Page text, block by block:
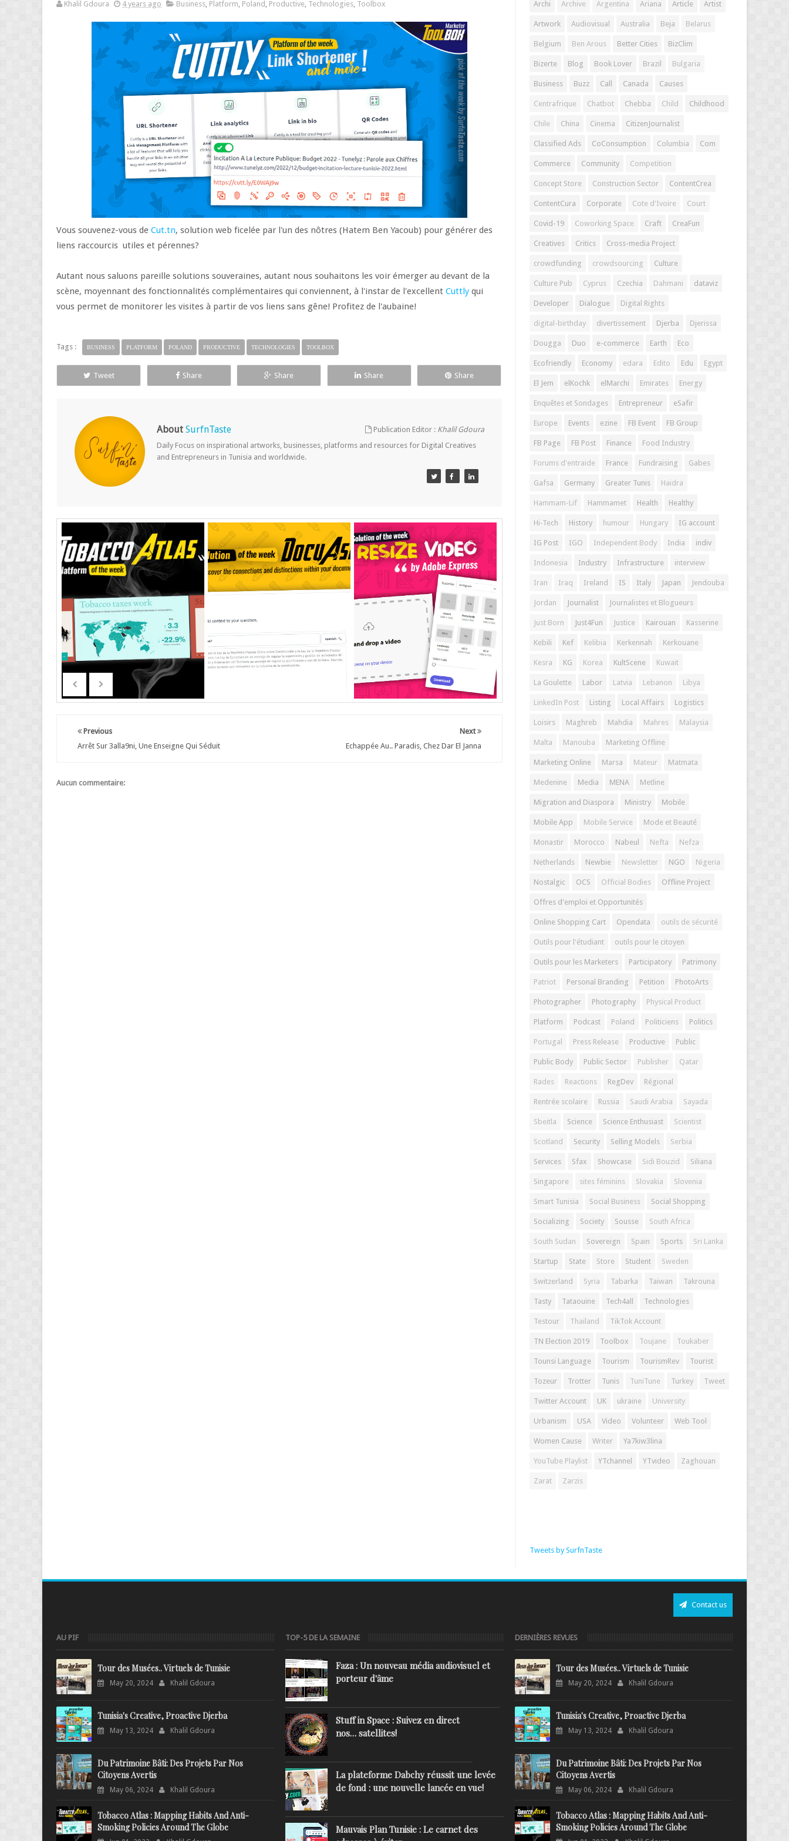
Khalil Gdoura 4 years ago Business, Platform, Poland , Productive, Technologies, Toolbox
Vous souvenez-vous de Cut.tn, solution web ficelée par l'un des nôtres (Hatem Ben Yacoub) pour générer des
liens raccourcis utiles et pérennes?
Autant nous saluons pareille solutions souveraines, autant nous souhaitons les voir émerger au devant de la
scène, moyennant des fonctionnalités complémentaires qui conviennent, à l'instar de l'excellent Cuttly qui
vous permet de monitorer les visites à partir de vos liens sans gêne! Profitez de l'aubaine!
Tags : BUSINESS PLATFORM POLAND PRODUCTIVE TECHNOLOGIES TOOLBOX
Tweet Share Share Share Share
About SurfnTaste Publication Editor : Khalil Gdoura
Daily Focus on inspirational artworks, businesses, platforms and resources for Digital Creatives
and Entrepreneurs in Tunisia and worldwide.
Next
Echappée Au.. Paradis, Chez Dar El Janna
Previous
Arrêt Sur 3alla9ni, Une Enseigne Qui Séduit
Aucun commentaire:
Archi Archive Argentina Ariana Article Artist
Artwork Audiovisual Australia Beja Belarus
Belgium Ben Arous Better Cities BizClim
Bizerte Blog Book Lover Brazil Bulgaria
Business Buzz Call Canada Causes
Centrafrique Chatbot Chebba Child Childhood
Chile China Cinema CitizenJournalist
Classified Ads CoConsumption Columbia Com
Commerce Community Competition
Concept Store Construction Sector ContentCrea
ContentCura Corporate Cote d'Ivoire Court
Covid-19 Coworking Space Craft CreaFun
Creatives Critics Cross-media Project
crowdfunding crowdsourcing Culture
Culture Pub Cyprus Czechia Dahmani dataviz
Developer Dialogue Digital Rights
digital-birthday divertissement Djerba Djerissa
Dougga Duo e-commerce Earth Eco
Ecofriendly Economy edara Edito Edu Egypt
El Jem elKochk elMarchi Emirates Energy
Enquêtes et Sondages Entrepreneur eSafir
Europe Events ezine FB Event FB Group
FB Page FB Post Finance Food Industry
Forums d'entraide France Fundraising Gabes
Gafsa Germany Greater Tunis Haidra
Hammam-Lif Hammamet Health Healthy
Hi-Tech History humour Hungary IG account
IG Post IGO Independent Body India indiv
Indonesia Industry Infrastructure interview
Iran Iraq Ireland IS Italy Japan Jendouba
Jordan Journalist Journalistes et Blogueurs
Just Born Just4Fun Justice Kairouan Kasserine
Kebili Kef Kelibia Kerkennah Kerkouane
Kesra KG Korea KultScene Kuwait
La Goulette Labor Latvia Lebanon Libya
LinkedIn Post Listing Local Affairs Logistics
Loisirs Maghreb Mahdia Mahres Malaysia
Malta Manouba Marketing Offline
Marketing Online Marsa Mateur Matmata
Medenine Media MENA Metline
Migration and Diaspora Ministry Mobile
Mobile App Mobile Service Mode et Beauté
Monastir Morocco Nabeul Nefta Nefza
Netherlands Newbie Newsletter NGO Nigeria
Nostalgic OCS Official Bodies Offline Project
Offres d'emploi et Opportunités
Online Shopping Cart Opendata outils de sécurité
Outils pour l'étudiant outils pour le citoyen
Outils pour les Marketers Participatory Patrimony
Patriot Personal Branding Petition PhotoArts
Photographer Photography Physical Product
Platform Podcast Poland Politiciens Politics
Portugal Press Release Productive Public
Public Body Public Sector Publisher Qatar
Rades Reactions RegDev Régional
Rentrée scolaire Russia Saudi Arabia Sayada
Sbeitla Science Science Enthusiast Scientist
Scotland Security Selling Models Serbia
Services Sfax Showcase Sidi Bouzid Siliana
Singapore sites féminins Slovakia Slovenia
Smart Tunisia Social Business Social Shopping
Socializing Society Sousse South Africa
South Sudan Sovereign Spain Sports Sri Lanka
Startup State Store Student Sweden
Switzerland Syria Tabarka Taiwan Takrouna
Tasty Tataouine Tech4all Technologies
Testour Thailand TikTok Account
TN Election 2019 Toolbox Toujane Toukaber
Tounsi Language Tourism TourismRev Tourist
Tozeur Trotter Tunis TuniTune Turkey Tweet
Twitter Account UK ukraine University
Urbanism USA Video Volunteer Web Tool
Women Cause Writer Ya7kiw3lina
YouTube Playlist YTchannel YTvideo Zaghouan
Zarat Zarzis
Tweets by SurfnTaste
Contact us
AU PIF
Tour des Musées.. Virtuels de Tunisie
May 20, 2024 Khalil Gdoura
Tunisia's Creative, Proactive Djerba
May 13, 2024 Khalil Gdoura
Du Patrimoine Bâti: Des Projets Par Nos
Citoyens Avertis
May 06, 2024 Khalil Gdoura
Tobacco Atlas : Mapping Habits And Anti-
Smoking Policies Around The Globe
TOP-5 DE LA SEMAINE
Faza : Un nouveau média audiovisuel et
porteur d'âme
Stuff in Space : Suivez en direct
nos… satellites!
La plateforme Dabchy réussit une levée
de fond : une nouvelle lancée en vue!
Mauvais Plan Tunisie : Le carnet des
DERNIÈRES REVUES
Tour des Musées.. Virtuels de Tunisie
May 20, 2024 Khalil Gdoura
Tunisia's Creative, Proactive Djerba
May 13, 2024 Khalil Gdoura
Du Patrimoine Bâti: Des Projets Par Nos
Citoyens Avertis
May 06, 2024 Khalil Gdoura
Tobacco Atlas : Mapping Habits And Anti-
Smoking Policies Around The Globe